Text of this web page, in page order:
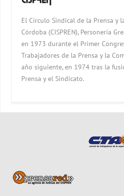
El Círculo Sindical de la Prensa y
Córdoba (CISPREN), Personería
en 1973 durante el Primer
Trabajadores de la Prensa y la
año siguiente, en 1974 tras la
Prensa y el Sindicato.